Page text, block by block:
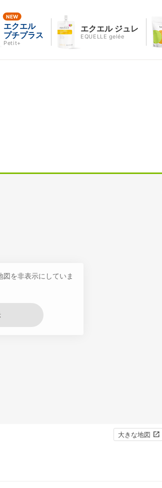
エクエル
プチプラス
Petit+
エクエル ジュレ
EQUELLE gelée
を非表示にしていま
大きな地図